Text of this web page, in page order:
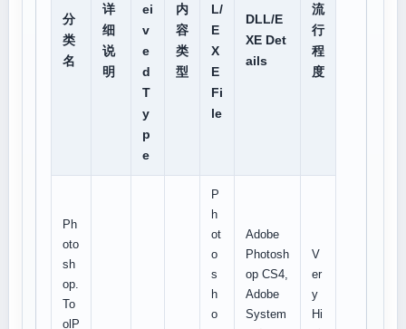
分
类
名
详
细
说
明
ei
v
e
d
T
y
p
e
内
容
类
型
L/
E
X
E
Fi
le
DLL/E
XE Det
ails
流
行
程
度
Ph
oto
sh
op.
To
olP
P
h
ot
o
s
h
o
Adobe
Photosh
op CS4,
Adobe
System
V
er
y
Hi